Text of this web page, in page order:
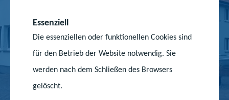
Essenziell
Die essenziellen oder funktionellen Cookies sind
für den Betrieb der Website notwendig. Sie
werden nach dem Schließen des Browsers
gelöscht.